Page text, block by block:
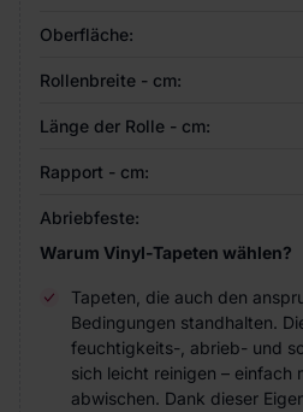
Oberfläche:
Rollenbreite - cm:
Länge der Rolle - cm:
Rapport - cm:
Abriebfeste:
Warum Vinyl-Tapeten wählen?
Tapeten, die auch den
Bedingungen standhalten.
feuchtigkeits-, abrieb- und
sich leicht reinigen – einfach
abwischen. Dank dieser